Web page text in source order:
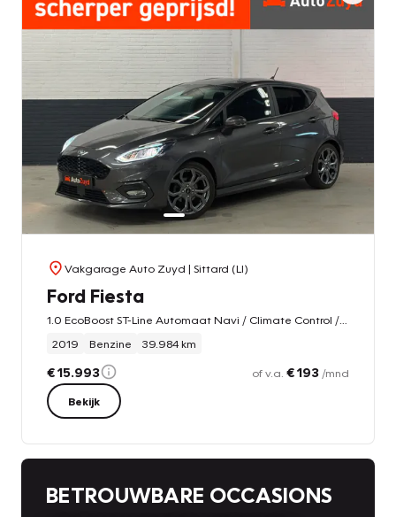
Vakgarage Auto Zuyd | Sittard (LI)
Ford Fiesta
2019
Benzine 39.984 km
€ 15.993 of v.a. € 193 /mnd
Bekijk
BETROUWBARE OCCASIONS